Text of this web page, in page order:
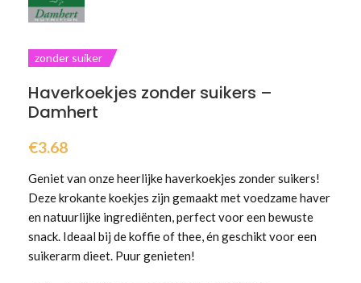
zonder suiker
Haverkoekjes zonder suikers –
Damhert
€3.68
Geniet van onze heerlijke haverkoekjes zonder suikers!
Deze krokante koekjes zijn gemaakt met voedzame haver
en natuurlijke ingrediënten, perfect voor een bewuste
snack. Ideaal bij de koffie of thee, én geschikt voor een
suikerarm dieet. Puur genieten!